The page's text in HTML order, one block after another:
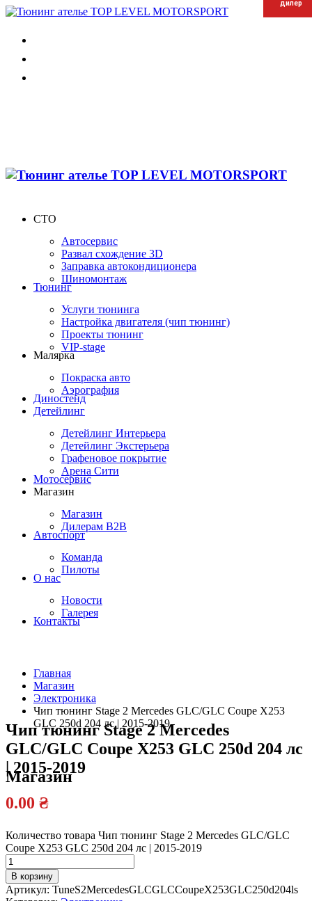
СТО
Автосервис
Развал схождение 3D
Заправка автокондиционера
Шиномонтаж
Тюнинг
Услуги тюнинга
Настройка двигателя (чип тюнинг)
Проекты тюнинг
VIP-stage
Малярка
Покраска авто
Аэрография
Диностенд
Детейлинг
Детейлинг Интерьера
Детейлинг Экстерьера
Графеновое покрытие
Арена Сити
Мотосервис
Магазин
Магазин
Дилерам B2B
Автоспорт
Команда
Пилоты
О нас
Новости
Галерея
Контакты
Главная
Магазин
Электроника
Чип тюнинг Stage 2 Mercedes GLC/GLC Coupe X253
GLC 250d 204 лс | 2015-2019
Магазин
Чип тюнинг Stage 2 Mercedes
GLC/GLC Coupe X253 GLC 250d 204 лс
| 2015-2019
0.00 ₴
Количество товара Чип тюнинг Stage 2 Mercedes GLC/GLC
Coupe X253 GLC 250d 204 лс | 2015-2019
В корзину
Артикул: TuneS2MercedesGLCGLCCoupeX253GLC250d204ls
дилер
дилер
дилер